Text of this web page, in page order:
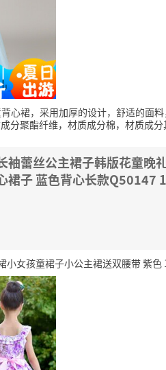
心裙，采用加厚的设计，舒适的面
分聚酯纤维，材质成分棉，材质成分
袖蕾丝公主裙子韩版花童晚
裙子 蓝色背心长款Q50147
女孩童裙子小公主裙送双腰带 紫色